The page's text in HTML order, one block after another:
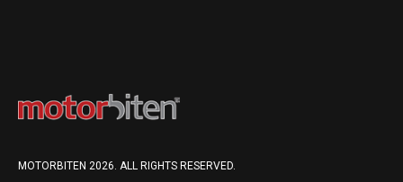
MOTORBITEN 2026. ALL RIGHTS RESERVED.